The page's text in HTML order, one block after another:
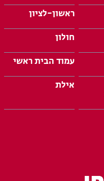
ראשון-לציון
חולון
עמוד הבית ראשי
אילת